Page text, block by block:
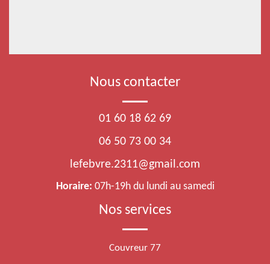
Nous contacter
01 60 18 62 69
06 50 73 00 34
lefebvre.2311@gmail.com
Horaire: 07h-19h du lundi au samedi
Nos services
Couvreur 77